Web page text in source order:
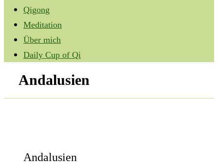
Qigong
Meditation
Über mich
Daily Cup of Qi
Andalusien
Andalusien